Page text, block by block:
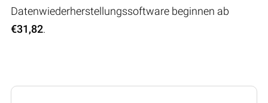
Datenwiederherstellungssoftware beginnen ab
€31,82.